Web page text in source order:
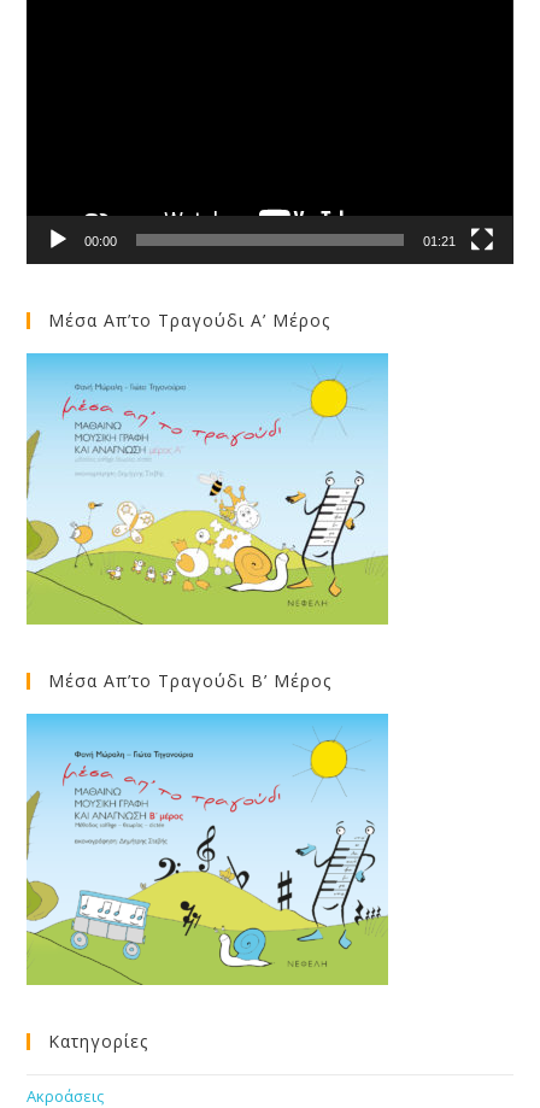
00:00 01:21
Μέσα Απ’το Τραγούδι Α’ Μέρος
Μέσα Απ’το Τραγούδι Β’ Μέρος
Κατηγορίες
Ακροάσεις